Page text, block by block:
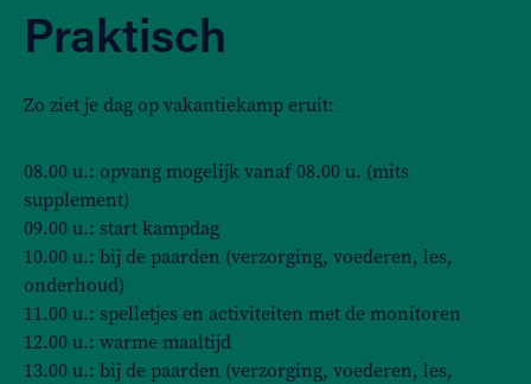
Praktisch
Zo ziet je dag op vakantiekamp eruit:
08.00 u.: opvang mogelijk vanaf 08.00 u. (mits
supplement)
09.00 u.: start kampdag
10.00 u.: bij de paarden (verzorging, voederen, les,
onderhoud)
11.00 u.: spelletjes en activiteiten met de monitoren
12.00 u.: warme maaltijd
13.00 u.: bij de paarden (verzorging, voederen, les,